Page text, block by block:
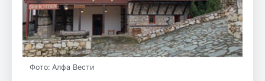
Фото: Алфа Вести